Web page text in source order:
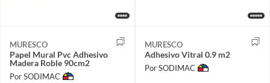
MURESCO
Papel Mural Pvc Adhesivo
Madera Roble 90cm2
Por SODIMAC
MURESCO
Adhesivo Vitral 0.9 m2
Por SODIMAC